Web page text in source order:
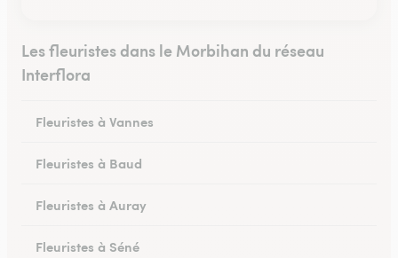
Les fleuristes dans le Morbihan du réseau
Interflora
Fleuristes à Vannes
Fleuristes à Baud
Fleuristes à Auray
Fleuristes à Séné